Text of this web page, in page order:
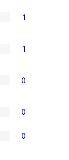
1
1
0
0
0